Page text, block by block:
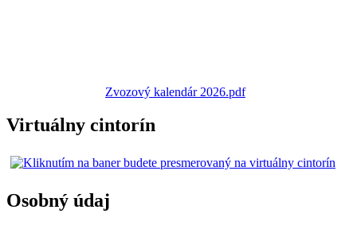
Zvozový kalendár 2026.pdf
Virtuálny cintorín
Osobný údaj